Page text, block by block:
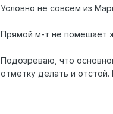
Условно не совсем из
Прямой м-т не помешает
Подозреваю, что
отметку делать и